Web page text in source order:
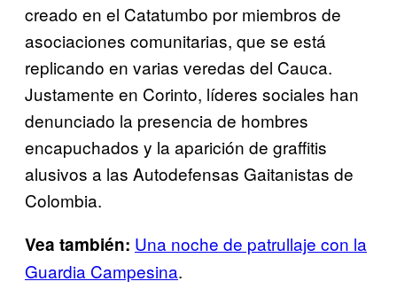
creado en el Catatumbo por miembros de
asociaciones comunitarias, que se está
replicando en varias veredas del Cauca.
Justamente en Corinto, líderes sociales han
denunciado la presencia de hombres
encapuchados y la aparición de graffitis
alusivos a las Autodefensas Gaitanistas de
Colombia.
Vea también: Una noche de patrullaje con la
Guardia Campesina.